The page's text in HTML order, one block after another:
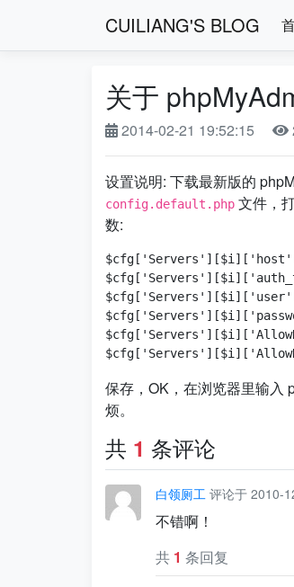
CUILIANG'S BLOG
关于
2014-02-21 19:52:15
设置说明: 下载最新版的
config.default.php 文件，
数:
$cfg['Servers'][$i]['host']
$cfg['Servers'][$i]['user']
保存，OK，在浏览器里输入
烦。
共 1 条评论
白领厕工 评论于 2010-
不错啊！
共 1 条回复